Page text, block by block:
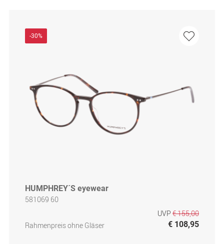
-30%
HUMPHREY´S eyewear
581069 60
Rahmenpreis ohne Gläser
UVP € 155,00
€ 108,95